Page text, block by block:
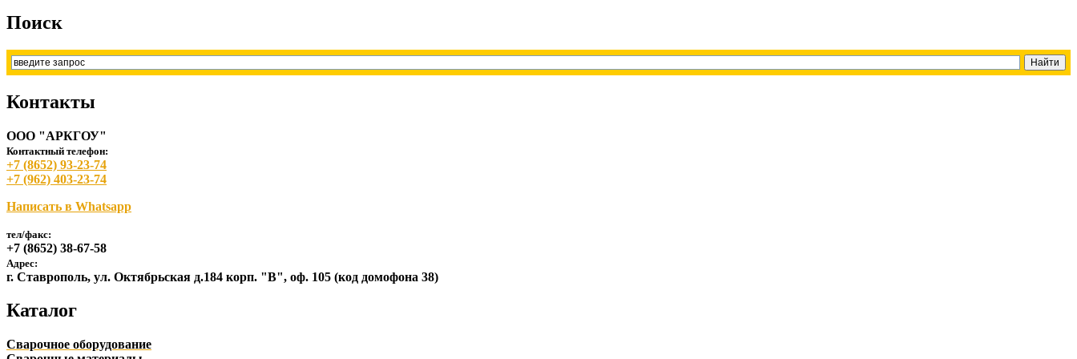
Поиск
Контакты
ООО "АРКГОУ"
Контактный телефон:
+7 (8652) 93-23-74
+7 (962) 403-23-74
Написать в Whatsapp
тел/факс:
+7 (8652) 38-67-58
Адрес:
г. Ставрополь, ул. Октябрьская д.184 корп. "В", оф. 105 (код домофона 38)
Каталог
Сварочное оборудование